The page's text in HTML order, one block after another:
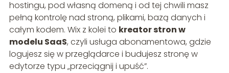
hostingu, pod własną domeną i od tej chwili masz
pełną kontrolę nad stroną, plikami, bazą danych i
całym kodem. Wix z kolei to kreator stron w
modelu SaaS, czyli usługa abonamentowa, gdzie
logujesz się w przeglądarce i budujesz stronę w
edytorze typu „przeciągnij i upuść”.